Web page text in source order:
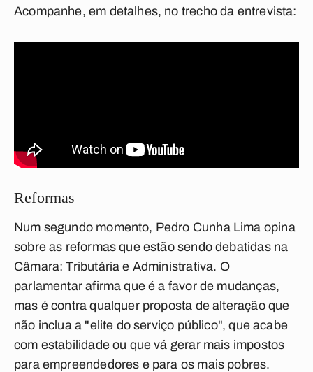
Acompanhe, em detalhes, no trecho da entrevista:
Reformas
Num segundo momento, Pedro Cunha Lima opina
sobre as reformas que estão sendo debatidas na
Câmara: Tributária e Administrativa. O
parlamentar afirma que é a favor de mudanças,
mas é contra qualquer proposta de alteração que
não inclua a "elite do serviço público", que acabe
com estabilidade ou que vá gerar mais impostos
para empreendedores e para os mais pobres.